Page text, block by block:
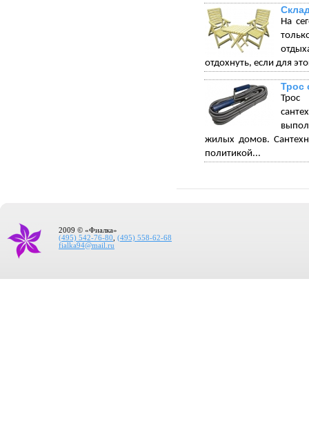
На
отдохнуть, если для
Трос
Трос
жилых домов.
политикой...
2009 © «Фиалка»
(495) 542-76-80
(495) 558-62-68
fialka94@mail.ru